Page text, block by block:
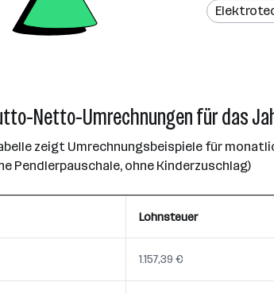
Netto-Umrechnungen für das
zeigt Umrechnungsbeispiele für
Pendlerpauschale, ohne Kinderzuschlag)
Lohnsteuer
1.157,39 €